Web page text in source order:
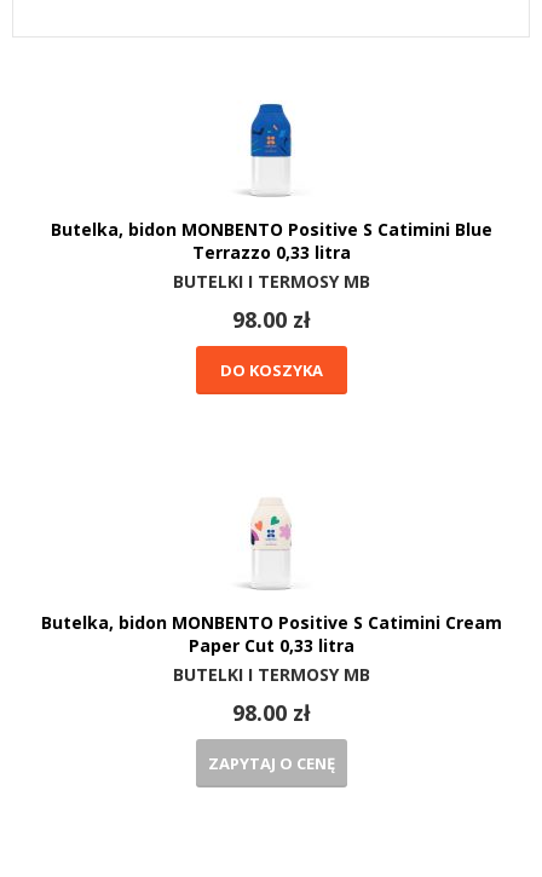
Butelka, bidon MONBENTO Positive S Catimini Blue
Terrazzo 0,33 litra
BUTELKI I TERMOSY MB
98.00 zł
DO KOSZYKA
Butelka, bidon MONBENTO Positive S Catimini Cream
Paper Cut 0,33 litra
BUTELKI I TERMOSY MB
98.00 zł
ZAPYTAJ O CENĘ